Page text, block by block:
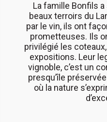
La famille Bonfils
beaux terroirs du
par le vin, ils ont
prometteuses. Ils
privilégié les
expositions. Leur
vignoble, c’est un
presqu’île
où la nature